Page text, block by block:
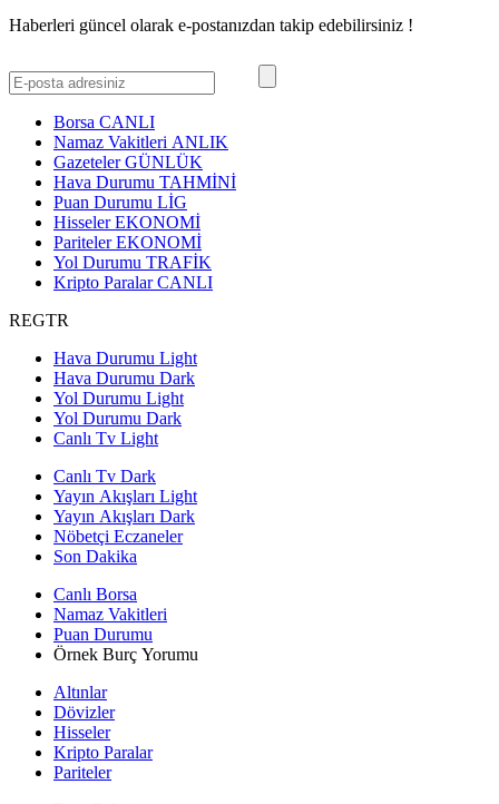
Haberleri güncel olarak e-postanızdan takip edebilirsiniz !
Borsa CANLI
Namaz Vakitleri ANLIK
GazetelerGÜNLÜK
Hava Durumu TAHMİNİ
Puan Durumu LİG
HisselerEKONOMİ
ParitelerEKONOMİ
Yol Durumu TRAFİK
Kripto ParalarCANLI
REGTR
Hava Durumu Light
Hava Durumu Dark
Yol Durumu Light
Yol Durumu Dark
Canlı Tv Light
Canlı Tv Dark
Yayın Akışları Light
Yayın Akışları Dark
Nöbetçi Eczaneler
Son Dakika
Canlı Borsa
Namaz Vakitleri
Puan Durumu
Örnek Burç Yorumu
Altınlar
Dövizler
Hisseler
Kripto Paralar
Pariteler